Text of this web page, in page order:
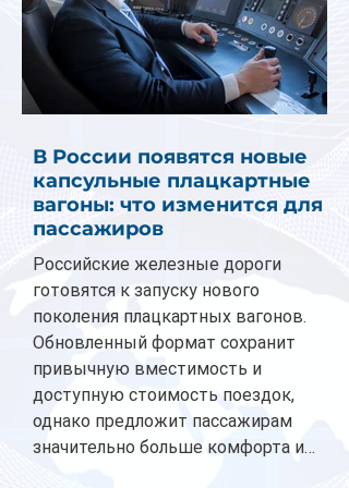
В России появятся новые
капсульные плацкартные
вагоны: что изменится для
пассажиров
Российские железные дороги
готовятся к запуску нового
поколения плацкартных вагонов.
Обновленный формат сохранит
привычную вместимость и
доступную стоимость поездок,
однако предложит пассажирам
значительно больше комфорта и